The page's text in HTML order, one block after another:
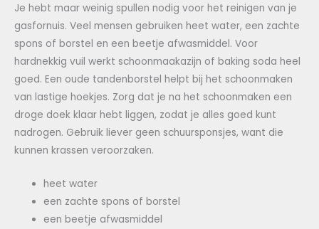
Je hebt maar weinig spullen nodig voor het reinigen van je
gasfornuis. Veel mensen gebruiken heet water, een zachte
spons of borstel en een beetje afwasmiddel. Voor
hardnekkig vuil werkt schoonmaakazijn of baking soda heel
goed. Een oude tandenborstel helpt bij het schoonmaken
van lastige hoekjes. Zorg dat je na het schoonmaken een
droge doek klaar hebt liggen, zodat je alles goed kunt
nadrogen. Gebruik liever geen schuursponsjes, want die
kunnen krassen veroorzaken.
heet water
een zachte spons of borstel
een beetje afwasmiddel